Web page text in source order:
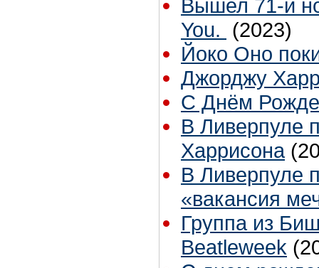
Вышел 71-й
You. (2023)
Йоко Оно
Джорджу
С Днём
В Ливерпуле
Харрисона
В Ливерпуле
«вакансия
Группа из
Beatleweek